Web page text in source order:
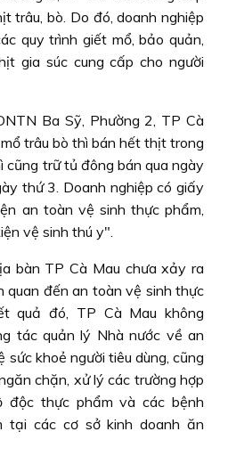
trâu, bò. Do đó, doanh nghiệp
quy trình giết mổ, bảo quản,
gia súc cung cấp cho người
Ba Sỹ, Phường 2, TP Cà
trâu bò thì bán hết thịt trong
cũng trữ tủ đông bán qua ngày
thứ 3. Doanh nghiệp có giấy
an toàn vệ sinh thực phẩm,
vệ sinh thú y".
bàn TP Cà Mau chưa xảy ra
quan đến an toàn vệ sinh thực
quả đó, TP Cà Mau không
tác quản lý Nhà nước về an
khoẻ người tiêu dùng, cũng
chặn, xử lý các trường hợp
độc thực phẩm và các bệnh
tại các cơ sở kinh doanh ăn